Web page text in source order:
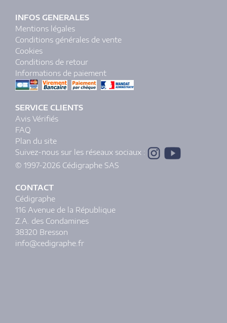
INFOS GENERALES
Mentions légales
Conditions générales de vente
Cookies
Conditions de retour
Informations de paiement
SERVICE CLIENTS
Avis Vérifiés
FAQ
Plan du site
Suivez-nous sur les réseaux sociaux :
© 1997-2026 Cédigraphe SAS
CONTACT
Cédigraphe
116 Avenue de la République
Z.A. des Condamines
38320 Bresson
info@cedigraphe.fr